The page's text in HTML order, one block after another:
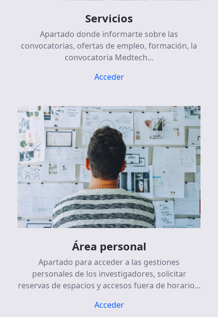
Servicios
Apartado donde informarte sobre las
convocatorias, ofertas de empleo, formación, la
convocatoria Medtech...
Acceder
Área personal
Apartado para acceder a las gestiones
personales de los investigadores, solicitar
reservas de espacios y accesos fuera de horario...
Acceder